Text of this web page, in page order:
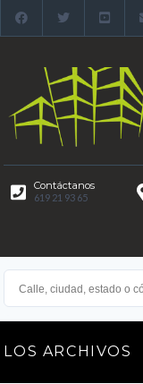
Contáctanos
619 21 93 65
LOS ARCHIVOS